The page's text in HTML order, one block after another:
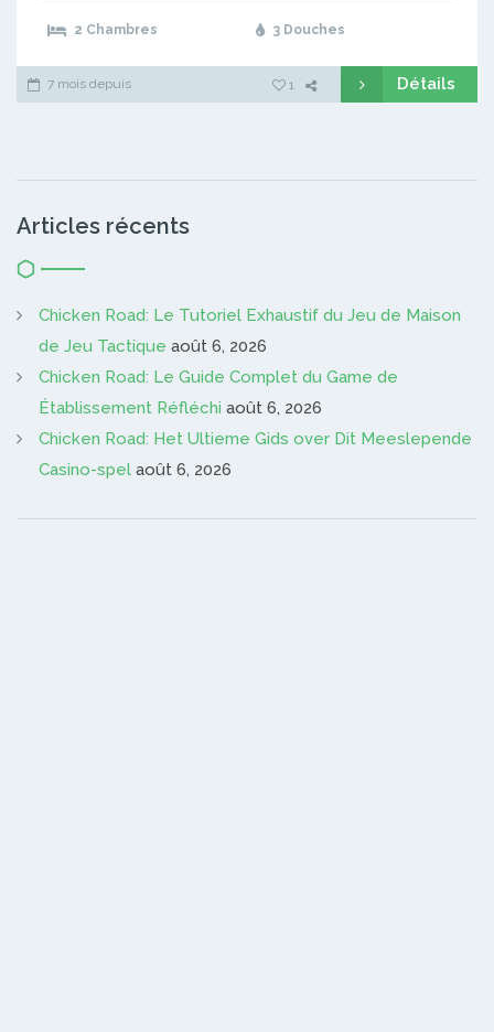
2 Chambres 3 Douches
7 mois depuis 1 Détails
Articles récents
Chicken Road: Le Tutoriel Exhaustif du Jeu de Maison
de Jeu Tactique août 6, 2026
Chicken Road: Le Guide Complet du Game de
Établissement Réfléchi août 6, 2026
Chicken Road: Het Ultieme Gids over Dit Meeslepende
Casino-spel août 6, 2026